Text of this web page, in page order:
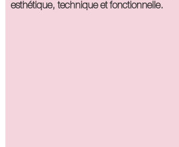
esthétique, technique et fonctionnelle.